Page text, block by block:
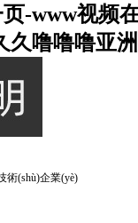
-www视频
久噜噜噜亚
術(shù)企業(yè)